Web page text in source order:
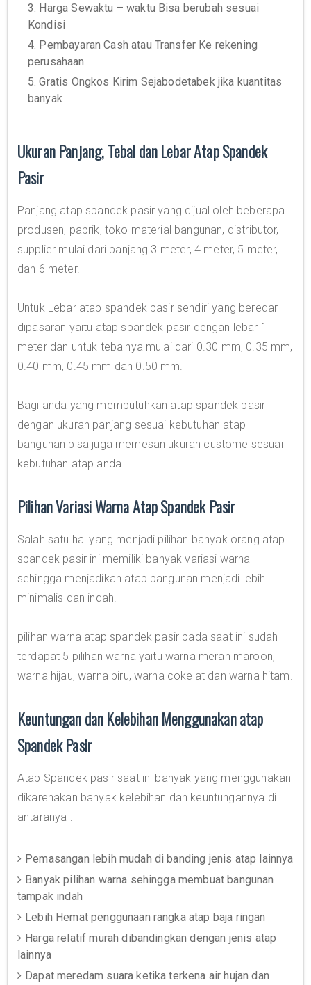
3. Harga Sewaktu – waktu Bisa berubah sesuai
Kondisi
4. Pembayaran Cash atau Transfer Ke rekening
perusahaan
5. Gratis Ongkos Kirim Sejabodetabek jika kuantitas
banyak
Ukuran Panjang, Tebal dan Lebar Atap Spandek
Pasir
Panjang atap spandek pasir yang dijual oleh beberapa
produsen, pabrik, toko material bangunan, distributor,
supplier mulai dari panjang 3 meter, 4 meter, 5 meter,
dan 6 meter.
Untuk Lebar atap spandek pasir sendiri yang beredar
dipasaran yaitu atap spandek pasir dengan lebar 1
meter dan untuk tebalnya mulai dari 0.30 mm, 0.35 mm,
0.40 mm, 0.45 mm dan 0.50 mm.
Bagi anda yang membutuhkan atap spandek pasir
dengan ukuran panjang sesuai kebutuhan atap
bangunan bisa juga memesan ukuran custome sesuai
kebutuhan atap anda.
Pilihan Variasi Warna Atap Spandek Pasir
Salah satu hal yang menjadi pilihan banyak orang atap
spandek pasir ini memiliki banyak variasi warna
sehingga menjadikan atap bangunan menjadi lebih
minimalis dan indah.
pilihan warna atap spandek pasir pada saat ini sudah
terdapat 5 pilihan warna yaitu warna merah maroon,
warna hijau, warna biru, warna cokelat dan warna hitam.
Keuntungan dan Kelebihan Menggunakan atap
Spandek Pasir
Atap Spandek pasir saat ini banyak yang menggunakan
dikarenakan banyak kelebihan dan keuntungannya di
antaranya :
Pemasangan lebih mudah di banding jenis atap lainnya
Banyak pilihan warna sehingga membuat bangunan
tampak indah
Lebih Hemat penggunaan rangka atap baja ringan
Harga relatif murah dibandingkan dengan jenis atap
lainnya
Dapat meredam suara ketika terkena air hujan dan